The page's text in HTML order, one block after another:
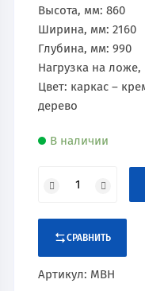
Высота, мм: 860
Ширина, мм: 2160
Глубина, мм: 990
Нагрузка на ложе,
Цвет: каркас –
дерево
В наличии
СРАВНИТЬ
Артикул: MBН